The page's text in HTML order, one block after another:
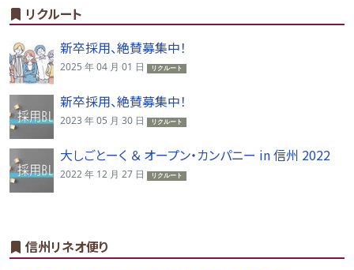
リクルート
新卒採用、絶賛募集中！
2025 年 04 月 01 日 リクルート
新卒採用、絶賛募集中！
2023 年 05 月 30 日 リクルート
大しごとーく ＆ オープン・カンパニー in 信州 2022
2022 年 12 月 27 日 リクルート
信州リネオ便り